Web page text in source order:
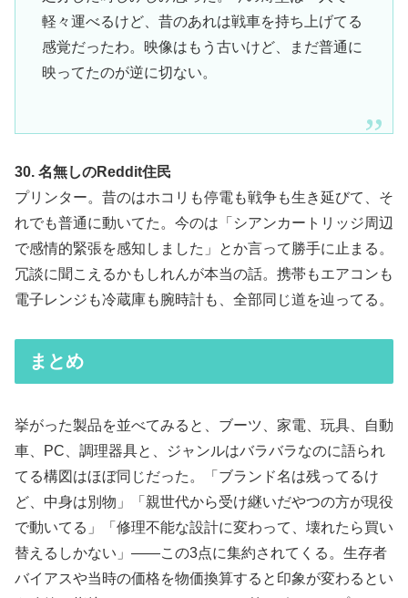
軽々運べるけど、昔のあれは戦車を持ち上げてる
感覚だったわ。映像はもう古いけど、まだ普通に
映ってたのが逆に切ない。
30. 名無しのReddit住民
プリンター。昔のはホコリも停電も戦争も生き延びて、そ
れでも普通に動いてた。今のは「シアンカートリッジ周辺
で感情的緊張を感知しました」とか言って勝手に止まる。
冗談に聞こえるかもしれんが本当の話。携帯もエアコンも
電子レンジも冷蔵庫も腕時計も、全部同じ道を辿ってる。
まとめ
挙がった製品を並べてみると、ブーツ、家電、玩具、自動
車、PC、調理器具と、ジャンルはバラバラなのに語られ
てる構図はほぼ同じだった。「ブランド名は残ってるけ
ど、中身は別物」「親世代から受け継いだやつの方が現役
で動いてる」「修理不能な設計に変わって、壊れたら買い
替えるしかない」——この3点に集約されてくる。生存者
バイアスや当時の価格を物価換算すると印象が変わるとい